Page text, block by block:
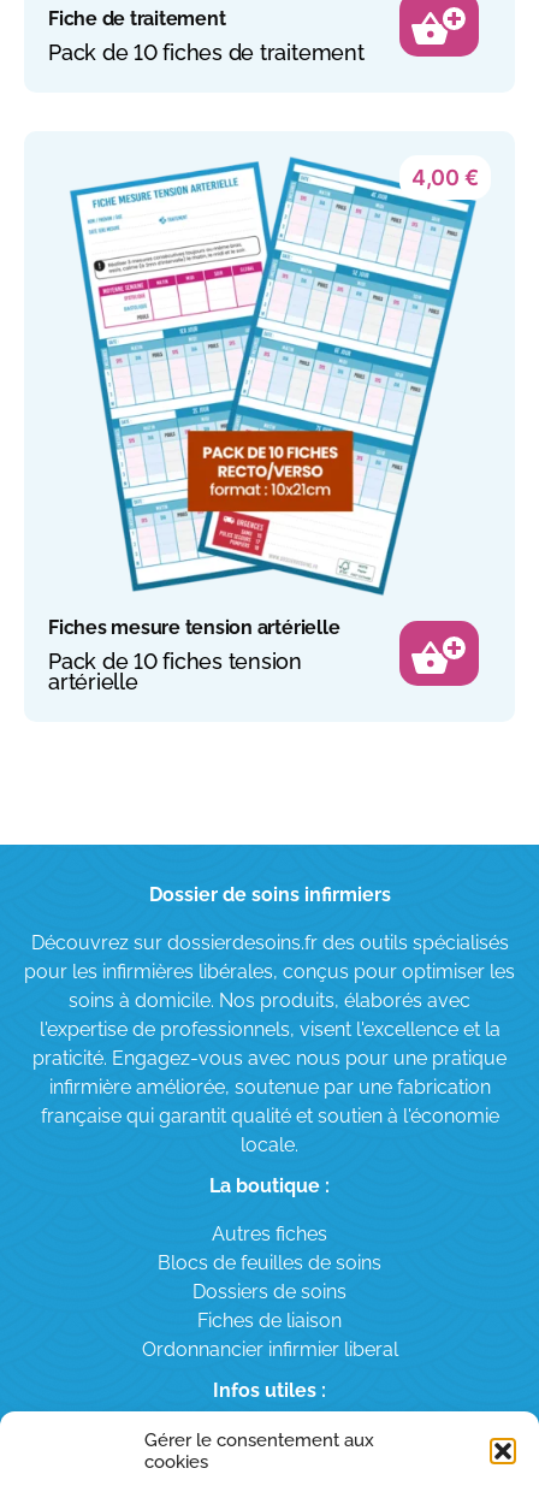
Gérer le consentement aux
cookies
Fiche de traitement
Pack de 10 fiches de traitement
Fiches mesure tension artérielle
Pack de 10 fiches tension
artérielle
4,00 €
Dossier de soins infirmiers
Découvrez sur dossierdesoins.fr des outils spécialisés
pour les infirmières libérales, conçus pour optimiser les
soins à domicile. Nos produits, élaborés avec
l'expertise de professionnels, visent l'excellence et la
praticité. Engagez-vous avec nous pour une pratique
infirmière améliorée, soutenue par une fabrication
française qui garantit qualité et soutien à l'économie
locale.
La boutique :
Autres fiches
Blocs de feuilles de soins
Dossiers de soins
Fiches de liaison
Ordonnancier infirmier liberal
Infos utiles :
Le blog
À propos de nous